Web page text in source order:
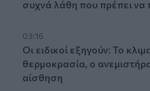
συχνά λάθη που πρέπει να
03:16
Οι ειδικοί εξηγούν: Το
θερμοκρασία, ο
αίσθηση